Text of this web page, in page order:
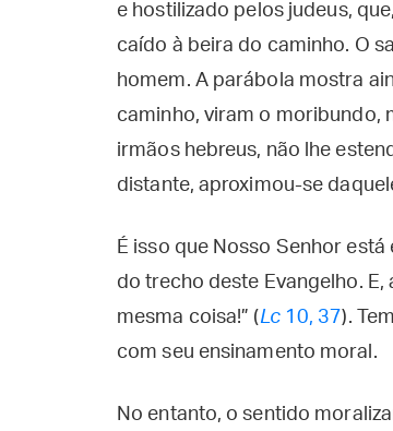
e hostilizado pelos judeus,
caído à beira do caminho. O
homem. A parábola mostra
caminho, viram o moribundo,
irmãos hebreus, não lhe
distante, aproximou-se
É isso que Nosso Senhor
do trecho deste Evangelho. E,
mesma coisa!” (Lc10, 37).
com seu ensinamento moral.
No entanto, o sentido